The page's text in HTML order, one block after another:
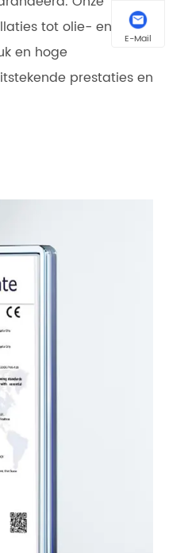
tot olie- en
en hoge
prestaties en
E-Mail